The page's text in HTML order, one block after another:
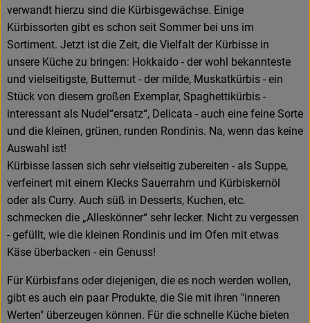
Veranstaltungen
Kundenbrief
Amperhof-Blog
Entdecken
Über uns
verwandt hierzu sind die Kürbisgewächse. Einige
Kürbissorten gibt es schon seit Sommer bei uns im
Sortiment. Jetzt ist die Zeit, die Vielfalt der Kürbisse in
unsere Küche zu bringen: Hokkaido - der wohl bekannteste
und vielseitigste, Butternut - der milde, Muskatkürbis - ein
Stück von diesem großen Exemplar, Spaghettikürbis -
interessant als Nudel“ersatz“, Delicata - auch eine feine Sorte
und die kleinen, grünen, runden Rondinis. Na, wenn das keine
Auswahl ist!
Kürbisse lassen sich sehr vielseitig zubereiten - als Suppe,
verfeinert mit einem Klecks Sauerrahm und Kürbiskernöl
oder als Curry. Auch süß in Desserts, Kuchen, etc.
schmecken die „Alleskönner“ sehr lecker. Nicht zu vergessen
- gefüllt, wie die kleinen Rondinis und im Ofen mit etwas
Käse überbacken - ein Genuss!
Für Kürbisfans oder diejenigen, die es noch werden wollen,
gibt es auch ein paar Produkte, die Sie mit ihren "inneren
Werten" überzeugen können. Für die schnelle Küche bieten